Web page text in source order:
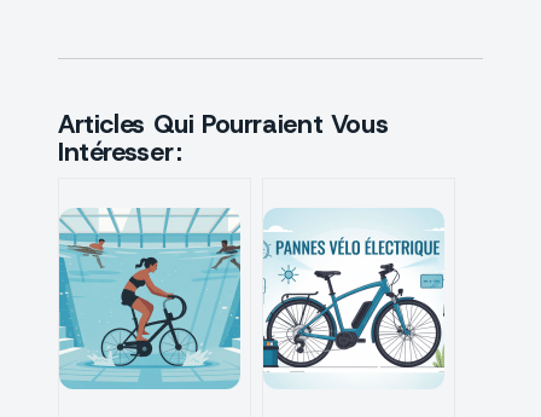
Articles Qui Pourraient Vous
Intéresser :